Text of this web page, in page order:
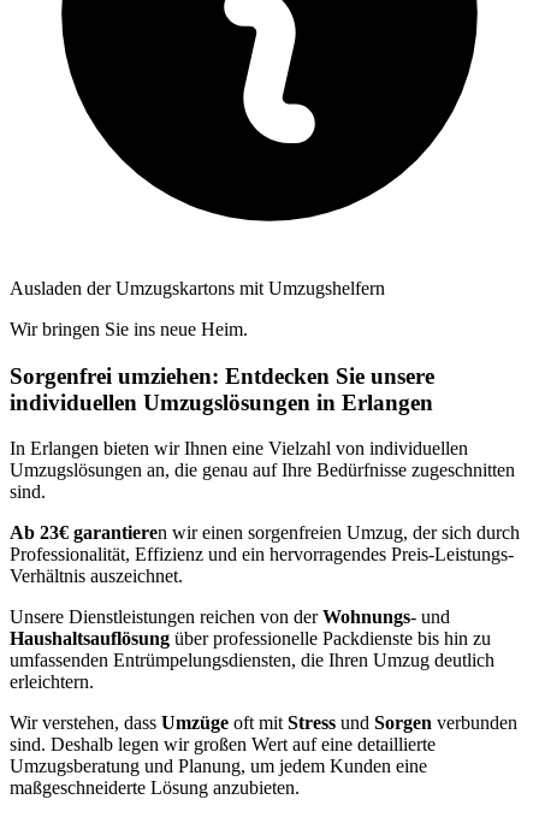
Ausladen der Umzugskartons mit Umzugshelfern
Wir bringen Sie ins neue Heim.
Sorgenfrei umziehen: Entdecken Sie unsere
individuellen Umzugslösungen in Erlangen
In Erlangen bieten wir Ihnen eine Vielzahl von individuellen
Umzugslösungen an, die genau auf Ihre Bedürfnisse zugeschnitten
sind.
Ab 23€ garantieren wir einen sorgenfreien Umzug, der sich durch
Professionalität, Effizienz und ein hervorragendes Preis-Leistungs-
Verhältnis auszeichnet.
Unsere Dienstleistungen reichen von derWohnungs- und
Haushaltsauflösung über professionelle Packdienste bis hin zu
umfassenden Entrümpelungsdiensten, die Ihren Umzug deutlich
erleichtern.
Wir verstehen, dass Umzüge oft mit Stress und Sorgen verbunden
sind. Deshalb legen wir großen Wert auf eine detaillierte
Umzugsberatung und Planung, um jedem Kunden eine
maßgeschneiderte Lösung anzubieten.